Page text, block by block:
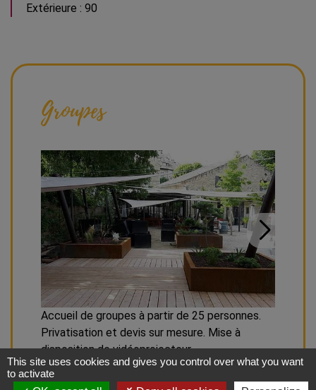
Extérieure : 90
Groupes
Accueil de groupes à partir de 25 personnes.
Privatisation et devis sur mesure. Mise à
disposition de vidéoprojecteur.
This site uses cookies and gives you control over what you want
to activate